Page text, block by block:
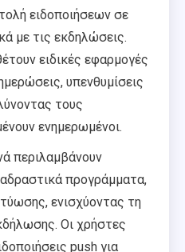
ειδοποιήσεων σε
με τις εκδηλώσεις.
ειδικές εφαρμογές
υπενθυμίσεις
τους
ενημερωμένοι.
περιλαμβάνουν
προγράμματα,
ενισχύοντας τη
Οι χρήστες
push για